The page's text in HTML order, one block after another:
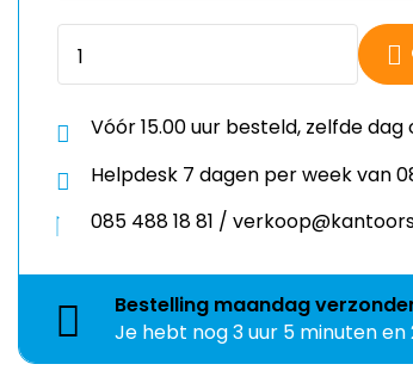
Vóór 15.00 uur besteld, zelfde
Helpdesk 7 dagen per week van
085 488 18 81 /
Bestelling maandag
Je hebt nog3 uur 5 minuten